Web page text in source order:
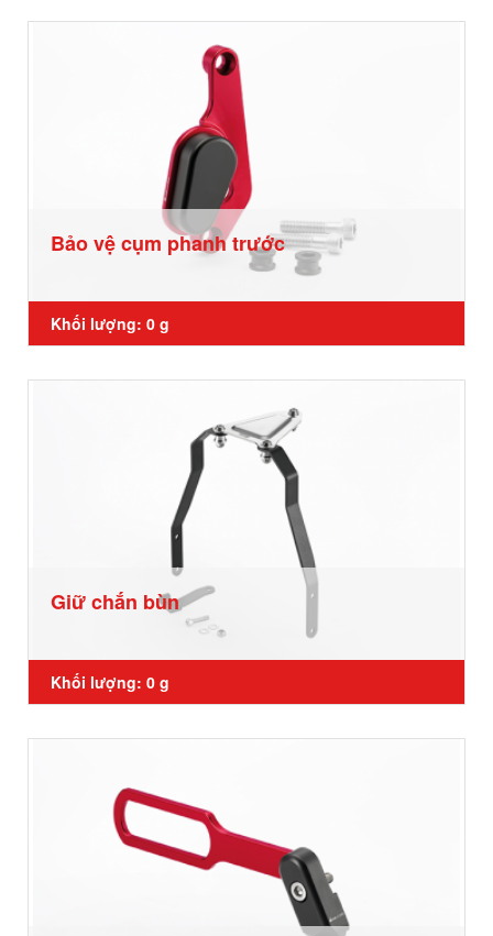
Bảo vệ cụm phanh trước
Khối lượng: 0 g
Giữ chắn bùn
Khối lượng: 0 g